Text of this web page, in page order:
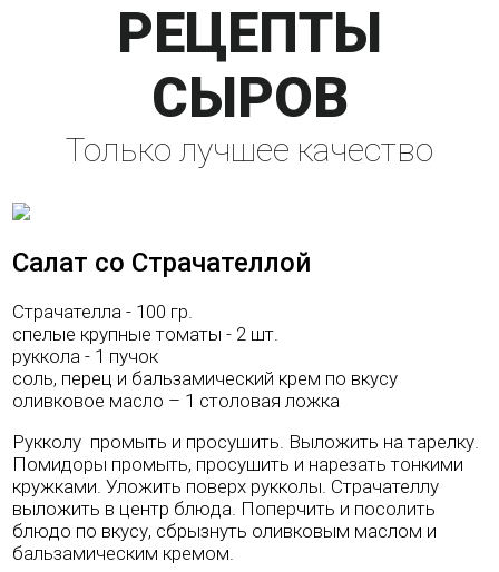
РЕЦЕПТЫ
СЫРОВ
Только лучшее качество
Салат со Страчателлой
Страчателла - 100 гр.
спелые крупные томаты - 2 шт.
руккола - 1 пучок
соль, перец и бальзамический крем по вкусу
оливковое масло – 1 столовая ложка
Рукколу промыть и просушить. Выложить на тарелку.
Помидоры промыть, просушить и нарезать тонкими
кружками. Уложить поверх рукколы. Страчателлу
выложить в центр блюда. Поперчить и посолить
блюдо по вкусу, сбрызнуть оливковым маслом и
бальзамическим кремом.